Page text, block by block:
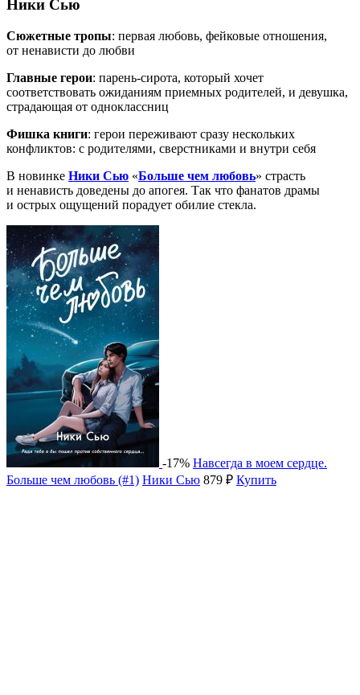
Ники Сью
Сюжетные тропы: первая любовь, фейковые отношения,
от ненависти до любви
Главные герои: парень-сирота, который хочет
соответствовать ожиданиям приемных родителей, и девушка,
страдающая от одноклассниц
Фишка книги: герои переживают сразу нескольких
конфликтов: с родителями, сверстниками и внутри себя
В новинке Ники Сью «Больше чем любовь» страсть
и ненависть доведены до апогея. Так что фанатов драмы
и острых ощущений порадует обилие стекла.
-17% Навсегда в моем сердце.
Больше чем любовь (#1) Ники Сью 879 ₽ Купить